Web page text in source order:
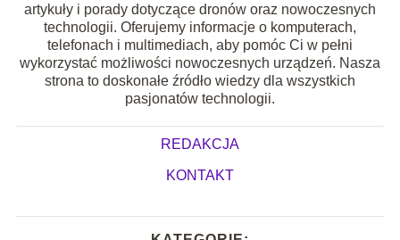
artykuły i porady dotyczące dronów oraz nowoczesnych
technologii. Oferujemy informacje o komputerach,
telefonach i multimediach, aby pomóc Ci w pełni
wykorzystać możliwości nowoczesnych urządzeń. Nasza
strona to doskonałe źródło wiedzy dla wszystkich
pasjonatów technologii.
REDAKCJA
KONTAKT